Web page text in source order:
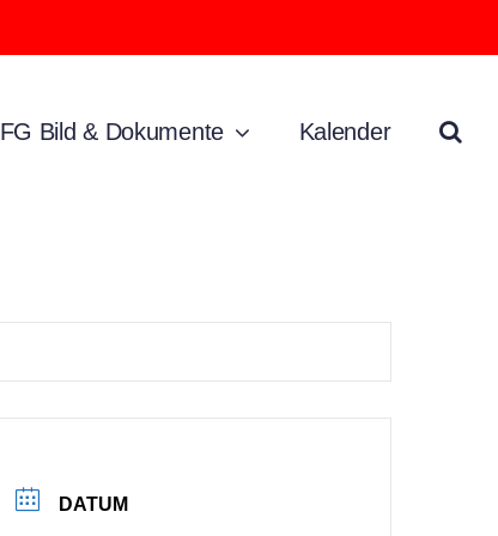
FG Bild & Dokumente Kalender
DATUM